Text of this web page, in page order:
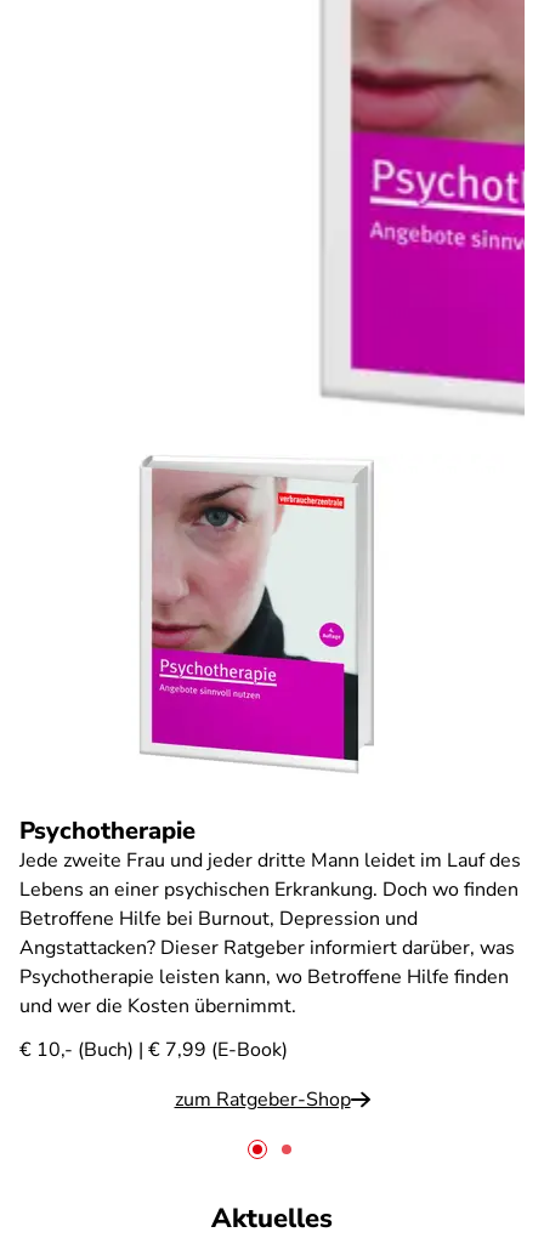
Psychotherapie
Jede zweite Frau und jeder dritte Mann leidet im Lauf des
Lebens an einer psychischen Erkrankung. Doch wo finden
Betroffene Hilfe bei Burnout, Depression und
Angstattacken? Dieser Ratgeber informiert darüber, was
Psychotherapie leisten kann, wo Betroffene Hilfe finden
und wer die Kosten übernimmt.
€ 10,- (Buch) | € 7,99 (E-Book)
zum Ratgeber-Shop
Aktuelles